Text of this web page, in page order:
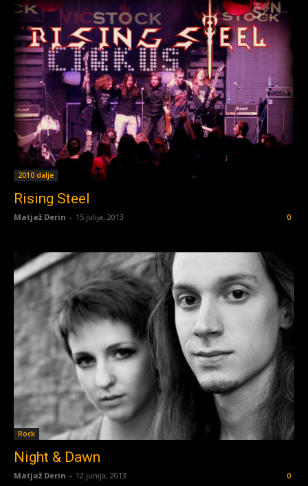
2010 dalje
Rising Steel
Matjaž Derin - 15 julija, 2013 0
Rock
Night & Dawn
Matjaž Derin - 12 junija, 2013 0